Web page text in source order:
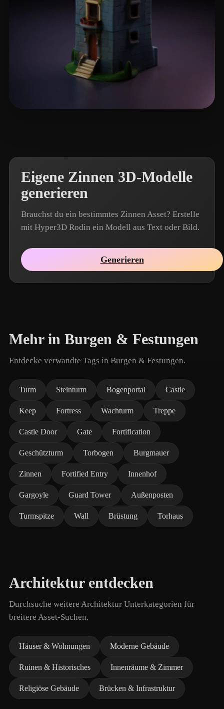
Eigene Zinnen 3D-Modelle
generieren
Brauchst du ein bestimmtes Zinnen Asset? Erstelle
mit Hyper3D Rodin ein Modell aus Text oder Bild.
Generieren
Mehr in Burgen & Festungen
Entdecke verwandte Tags in Burgen & Festungen.
Turm Steinturm Bogenportal Castle
Keep Fortress Wachturm Treppe
Castle Door Gate Fortification
Geschützturm Torbogen Burgmauer
Zinnen Fortified Entry Innenhof
Gargoyle Guard Tower Außenposten
Turmspitze Wall Brüstung Torhaus
Architektur entdecken
Durchsuche weitere Architektur Unterkategorien für
breitere Asset-Suchen.
Häuser & Wohnungen Moderne Gebäude
Ruinen & Historisches Innenräume & Zimmer
Religiöse Gebäude Brücken & Infrastruktur